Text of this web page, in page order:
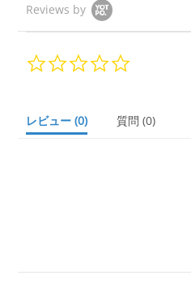
Reviews by
a
r
レビュー (0) 質問 (0)